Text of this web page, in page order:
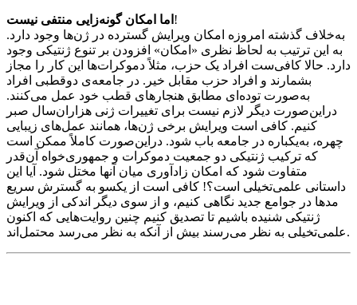
اما امکان گونه‌زایی منتفی نیست
!
به‌خلاف گذشته امروزه امکان ویرایش گسترده در ژن‌ها وجود دارد.
به این ترتیب به لحاظ نظری «امکان» افزودن بر تنوع ژنتیکی وجود
دارد. حالا کافی‌ست افراد یک حزب، مثلاً دموکرات‌ها این کار را مجاز
بشمارند و افراد حزب مقابل خیر. در جامعه‌ی دوقطبی افراد
به‌صورت توده‌ای مطابق هنجارهای قطب خود عمل می‌کنند.
دراین‌صورت دیگر لازم نیست برای تغییرات ژنی هزاران‌سال صبر
کنیم. کافی است ویرایش برخی ژن‌ها، همانند عمل‌های زیبایی
چهره، به‌یکباره در جامعه باب شود. دراین‌صورت کاملاً ممکن است
که ترکیب ژنتیکی دو جمعیت دموکرات و جمهوری‌خواه آن‌قدر
متفاوت شود که امکان زادآوری میان آنها مختل شود. آیا این
داستانی علمی‌تخیلی است؟! کافی است از یکسو به گسترش سریع
مدها در جوامع جدید نگاهی کنیم، و از سوی دیگر اندکی از ویرایش
ژنتیکی شنیده باشیم تا تصدیق کنیم چنین روایت‌هایی که اکنون
علمی‌تخیلی به نظر می‌رسند بیش از آنکه به نظر می‌رسد محتمل‌اند.